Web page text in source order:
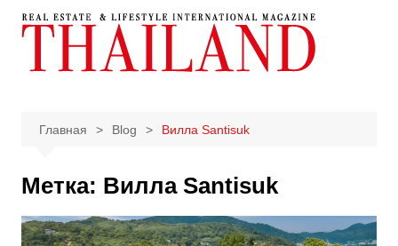
Перейти
Главная Blog Вилла Santisuk
Метка: Вилла Santisuk